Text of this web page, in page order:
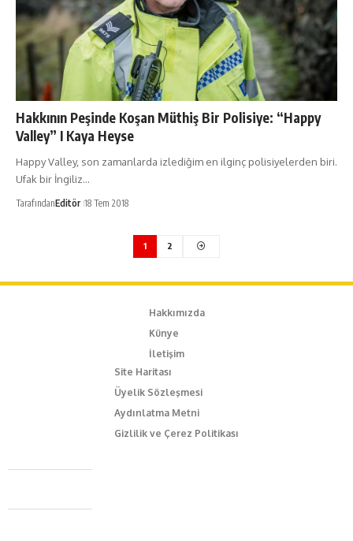
Hakkının Peşinde Koşan Müthiş Bir Polisiye: “Happy
Valley” I Kaya Heyse
Happy Valley, son zamanlarda izlediğim en ilginç polisiyelerden biri.
Ufak bir İngiliz…
TarafındanEditör 18 Tem 2018
1 2
Hakkımızda
Künye
İletişim
Site Haritası
Üyelik Sözleşmesi
Aydınlatma Metni
Gizlilik ve Çerez Politikası
Caferağa Mah. Dr. Şakir Paşa Sok. No3/A Kadıköy İstanbul
+90 543 345 46 00